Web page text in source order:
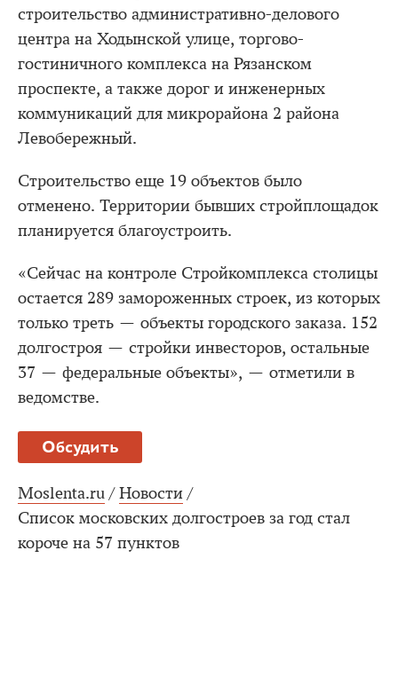
строительство административно-делового
центра на Ходынской улице, торгово-
гостиничного комплекса на Рязанском
проспекте, а также дорог и инженерных
коммуникаций для микрорайона 2 района
Левобережный.
Строительство еще 19 объектов было
отменено. Территории бывших стройплощадок
планируется благоустроить.
«Сейчас на контроле Стройкомплекса столицы
остается 289 замороженных строек, из которых
только треть — объекты городского заказа. 152
долгостроя — стройки инвесторов, остальные
37 — федеральные объекты», — отметили в
ведомстве.
Обсудить
Moslenta.ru / Новости /
Список московских долгостроев за год стал
короче на 57 пунктов